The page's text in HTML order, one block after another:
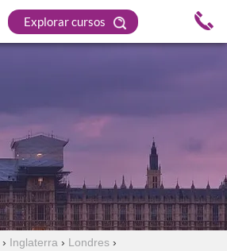
Explorar cursos
› Inglaterra › Londres ›